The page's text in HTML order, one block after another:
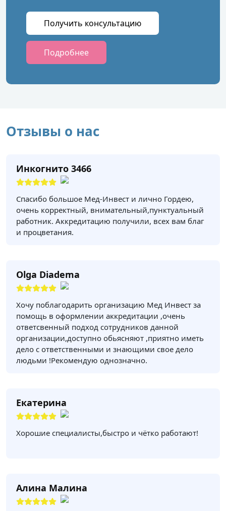
Получить консультацию
Подробнее
Отзывы о нас
Инкогнито 3466
Спасибо большое Мед-Инвест и лично Гордею,
очень корректный, внимательный,пунктуальный
работник. Аккредитацию получили, всех вам благ
и процветания.
Olga Diadema
Хочу поблагодарить организацию Мед Инвест за
помощь в оформлении аккредитации ,очень
ответсвенный подход сотрудников данной
организации,доступно обьясняют ,приятно иметь
дело с ответственными и знающими свое дело
людьми !Рекомендую однозначно.
Екатерина
Хорошие специалисты,быстро и чётко работают!
Алина Малина